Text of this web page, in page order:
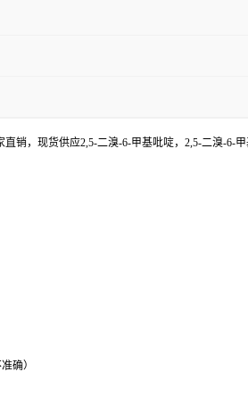
销，现货供应2,5-二溴-6-甲基吡啶，2,5-二溴-6-
确）